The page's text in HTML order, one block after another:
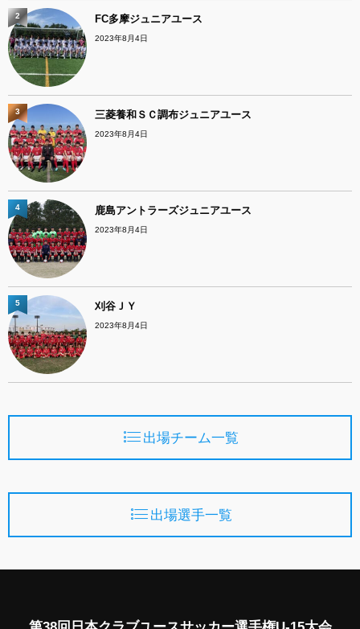
FC多摩ジュニアユース
2023年8月4日
2
三菱養和ＳＣ調布ジュニアユース
2023年8月4日
3
鹿島アントラーズジュニアユース
2023年8月4日
4
刈谷ＪＹ
2023年8月4日
5
出場チーム一覧
出場選手一覧